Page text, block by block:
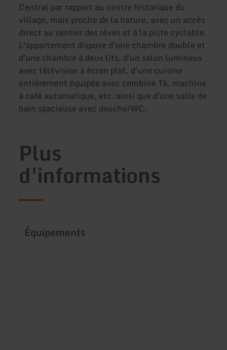
Central par rapport au centre historique du
village, mais proche de la nature, avec un accès
direct au sentier des rêves et à la piste cyclable.
L'appartement dispose d'une chambre double et
d'une chambre à deux lits, d'un salon lumineux
avec télévision à écran plat, d'une cuisine
entièrement équipée avec combiné Tk, machine
à café automatique, etc. ainsi que d'une salle de
bain spacieuse avec douche/WC.
Plus
d'informations
Équipements